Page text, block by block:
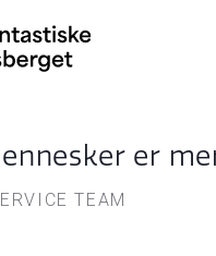
er
TEAM